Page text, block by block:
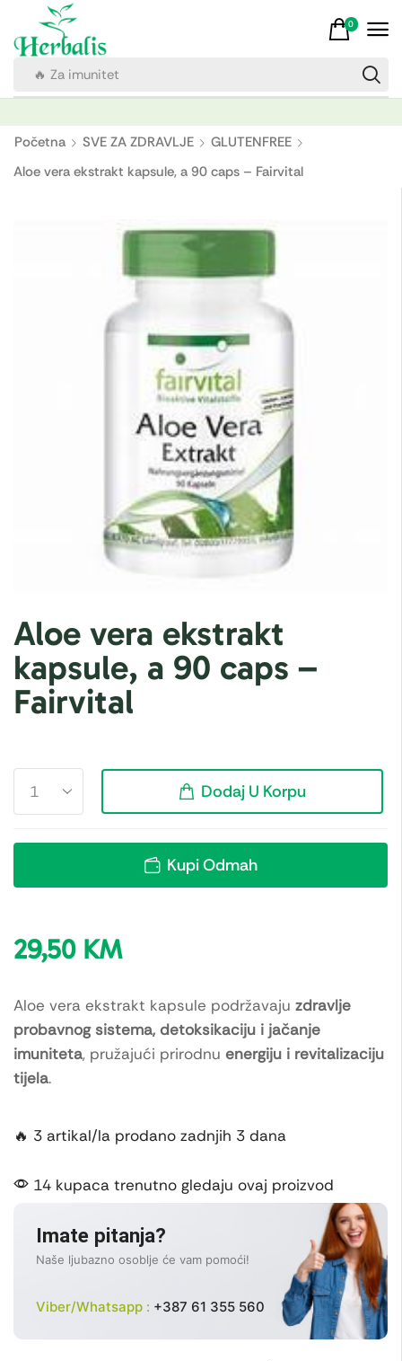
🔥 Za imunitet
0
Početna SVE ZA ZDRAVLJE
GLUTENFREE
Aloe vera ekstrakt kapsule, a 90 caps – Fairvital
Aloe vera ekstrakt
kapsule, a 90 caps –
Fairvital
Dodaj U Korpu
Kupi Odmah
29,50 KM
Aloe vera ekstrakt kapsule podržavaju zdravlje
probavnog sistema, detoksikaciju i jačanje
imuniteta, pružajući prirodnu energiju i revitalizaciju
tijela.
🔥 3 artikal/la prodano zadnjih 3 dana
14 kupaca trenutno gledaju ovaj proizvod
Imate pitanja?
Naše ljubazno osoblje će vam pomoći!
Viber/Whatsapp : +387 61 355 560